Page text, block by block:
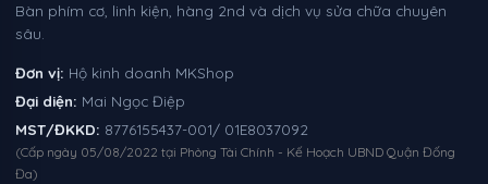
Bàn phím cơ, linh kiện, hàng 2nd và dịch vụ sửa chữa chuyên
sâu.
Đơn vị: Hộ kinh doanh MKShop
Đại diện: Mai Ngọc Điệp
MST/ĐKKD: 8776155437-001/ 01E8037092
(Cấp ngày 05/08/2022 tại Phòng Tài Chính - Kế Hoạch UBND Quận Đống
Đa)